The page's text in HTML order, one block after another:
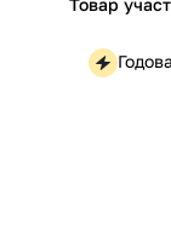
Товар